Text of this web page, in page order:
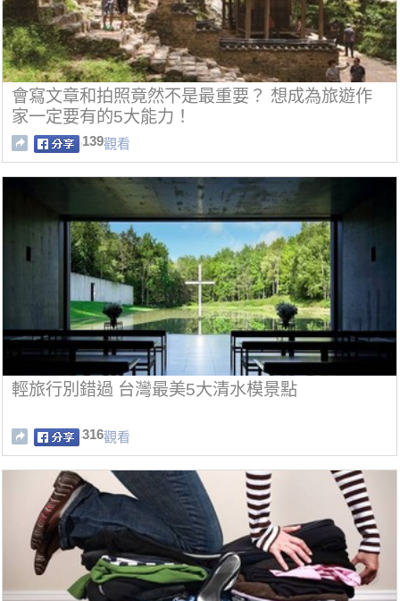
會寫文章和拍照竟然不是最重要？ 想成為旅遊作
家一定要有的5大能力！
139觀看
輕旅行別錯過 台灣最美5大清水模景點
316觀看